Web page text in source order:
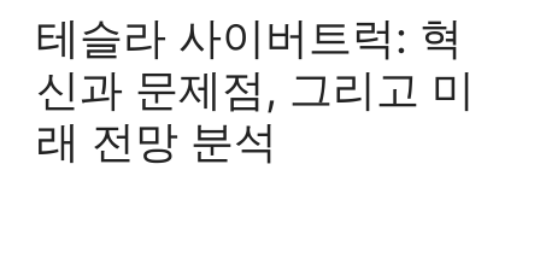
테슬라 사이버트럭: 혁
신과 문제점, 그리고 미
래 전망 분석